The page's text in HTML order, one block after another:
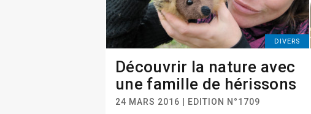
DIVERS
Découvrir la nature avec
une famille de hérissons
24 MARS 2016 | EDITION N°1709